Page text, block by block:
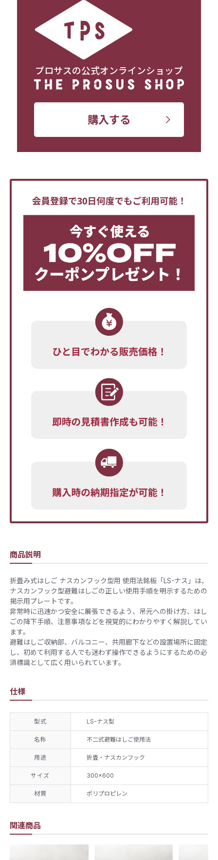
関連商品
プロサスの公式オンラインショップ
購入する
商品説明
折畳み式はしご ナスカンフック型用 使用法銘板「LS-ナス」は、
ナスカンフック型避難はしごの正しい使用手順を明示するための
掲示用プレートです。
非常時に迅速かつ安全に展張できるよう、吊元への掛け方、はし
ごの降下手順、注意事項などを視覚的にわかりやすく解説してい
ます。
避難はしご収納部、バルコニー、共用廊下などの設置場所に固定
し、初めて利用する人でも迷わず操作できるようにするための必
須標識として広く用いられています。
仕様
型式 LS-ナス型
名称 不二式避難はしご使用法
用途 折畳・ナスカンフック
サイズ 300×600
材質 ポリプロピレン